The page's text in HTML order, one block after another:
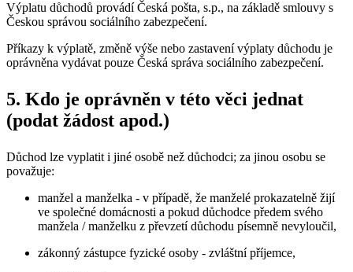
Výplatu důchodů provádí Česká pošta, s.p., na základě smlouvy s
Českou správou sociálního zabezpečení.
Příkazy k výplatě, změně výše nebo zastavení výplaty důchodu je
oprávněna vydávat pouze Česká správa sociálního zabezpečení.
5. Kdo je oprávněn v této věci jednat
(podat žádost apod.)
Důchod lze vyplatit i jiné osobě než důchodci; za jinou osobu se
považuje:
manžel a manželka - v případě, že manželé prokazatelně žijí
ve společné domácnosti a pokud důchodce předem svého
manžela / manželku z převzetí důchodu písemně nevyloučil,
zákonný zástupce fyzické osoby - zvláštní příjemce,